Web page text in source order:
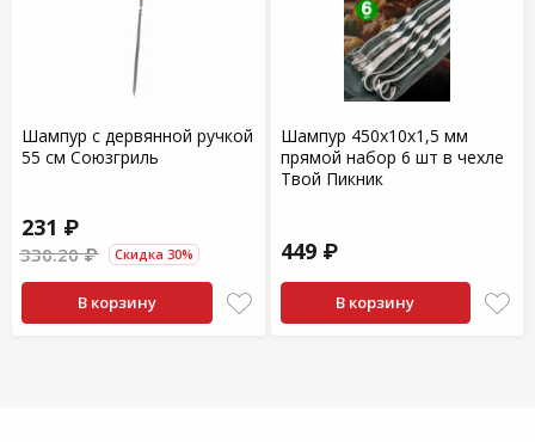
Шампур с дервянной ручкой
55 см Союзгриль
231 ₽
330.20 ₽ Скидка 30%
В корзину
Шампур 450х10х1,5 мм
прямой набор 6 шт в чехле
Твой Пикник
449 ₽
В корзину